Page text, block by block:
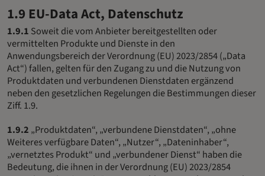
1.9 EU-Data Act, Datenschutz
1.9.1 Soweit die vom Anbieter bereitgestellten oder
vermittelten Produkte und Dienste in den
Anwendungsbereich der Verordnung (EU) 2023/2854 („Data
Act“) fallen, gelten für den Zugang zu und die Nutzung von
Produktdaten und verbundenen Dienstdaten ergänzend
neben den gesetzlichen Regelungen die Bestimmungen dieser
Ziff. 1.9.
1.9.2 „Produktdaten“, „verbundene Dienstdaten“, „ohne
Weiteres verfügbare Daten“, „Nutzer“, „Dateninhaber“,
„vernetztes Produkt“ und „verbundener Dienst“ haben die
Bedeutung, die ihnen in der Verordnung (EU) 2023/2854